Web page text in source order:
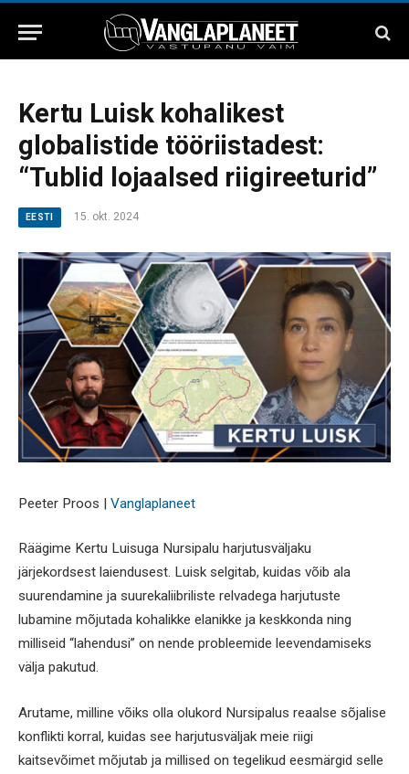
Kertu Luisk kohalikest
globalistide tööriistadest:
“Tublid lojaalsed riigireeturid”
EESTI 15. okt. 2024
Peeter Proos | Vanglaplaneet
Räägime Kertu Luisuga Nursipalu harjutusväljaku
järjekordsest laiendusest. Luisk selgitab, kuidas võib ala
suurendamine ja suurekaliibriliste relvadega harjutuste
lubamine mõjutada kohalikke elanikke ja keskkonda ning
milliseid “lahendusi” on nende probleemide leevendamiseks
välja pakutud.
Arutame, milline võiks olla olukord Nursipalus reaalse sõjalise
konflikti korral, kuidas see harjutusväljak meie riigi
kaitsevõimet mõjutab ja millised on tegelikud eesmärgid selle